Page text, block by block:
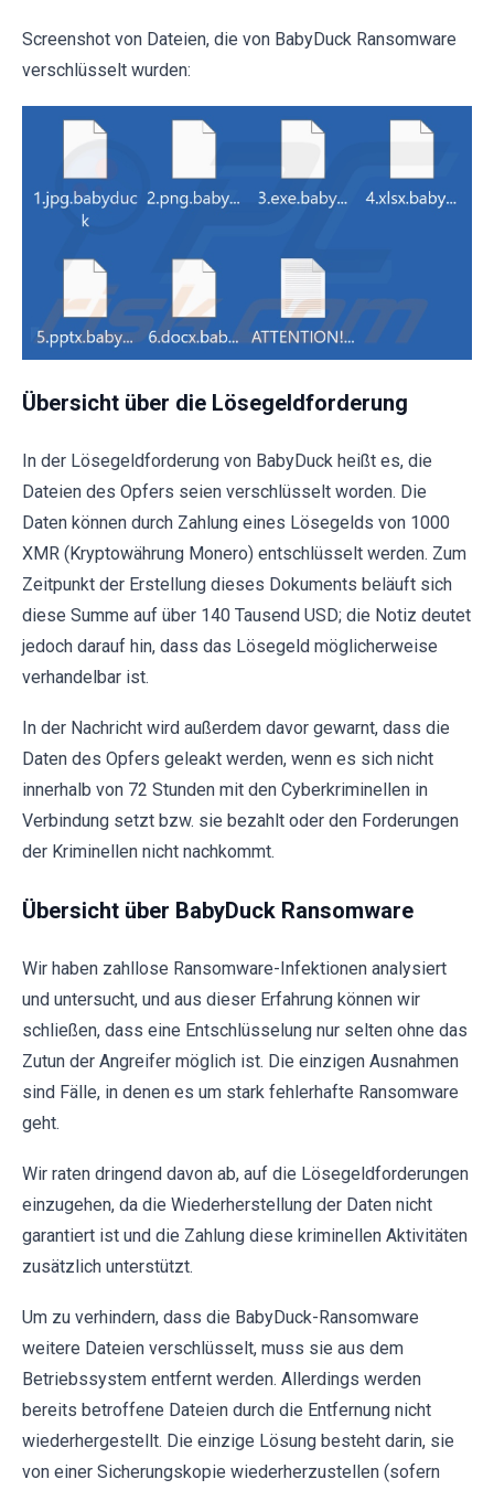
Screenshot von Dateien, die von BabyDuck Ransomware
verschlüsselt wurden:
Übersicht über die Lösegeldforderung
In der Lösegeldforderung von BabyDuck heißt es, die
Dateien des Opfers seien verschlüsselt worden. Die
Daten können durch Zahlung eines Lösegelds von 1000
XMR (Kryptowährung Monero) entschlüsselt werden. Zum
Zeitpunkt der Erstellung dieses Dokuments beläuft sich
diese Summe auf über 140 Tausend USD; die Notiz deutet
jedoch darauf hin, dass das Lösegeld möglicherweise
verhandelbar ist.
In der Nachricht wird außerdem davor gewarnt, dass die
Daten des Opfers geleakt werden, wenn es sich nicht
innerhalb von 72 Stunden mit den Cyberkriminellen in
Verbindung setzt bzw. sie bezahlt oder den Forderungen
der Kriminellen nicht nachkommt.
Übersicht über BabyDuck Ransomware
Wir haben zahllose Ransomware-Infektionen analysiert
und untersucht, und aus dieser Erfahrung können wir
schließen, dass eine Entschlüsselung nur selten ohne das
Zutun der Angreifer möglich ist. Die einzigen Ausnahmen
sind Fälle, in denen es um stark fehlerhafte Ransomware
geht.
Wir raten dringend davon ab, auf die Lösegeldforderungen
einzugehen, da die Wiederherstellung der Daten nicht
garantiert ist und die Zahlung diese kriminellen Aktivitäten
zusätzlich unterstützt.
Um zu verhindern, dass die BabyDuck-Ransomware
weitere Dateien verschlüsselt, muss sie aus dem
Betriebssystem entfernt werden. Allerdings werden
bereits betroffene Dateien durch die Entfernung nicht
wiederhergestellt. Die einzige Lösung besteht darin, sie
von einer Sicherungskopie wiederherzustellen (sofern